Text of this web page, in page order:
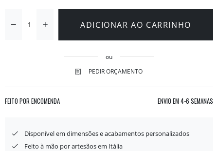
ADICIONAR AO CARRINHO
ou
PEDIR ORÇAMENTO
FEITO POR ENCOMENDA ENVIO EM 4-6 SEMANAS
Disponível em dimensões e acabamentos personalizados
Feito à mão por artesãos em Itália